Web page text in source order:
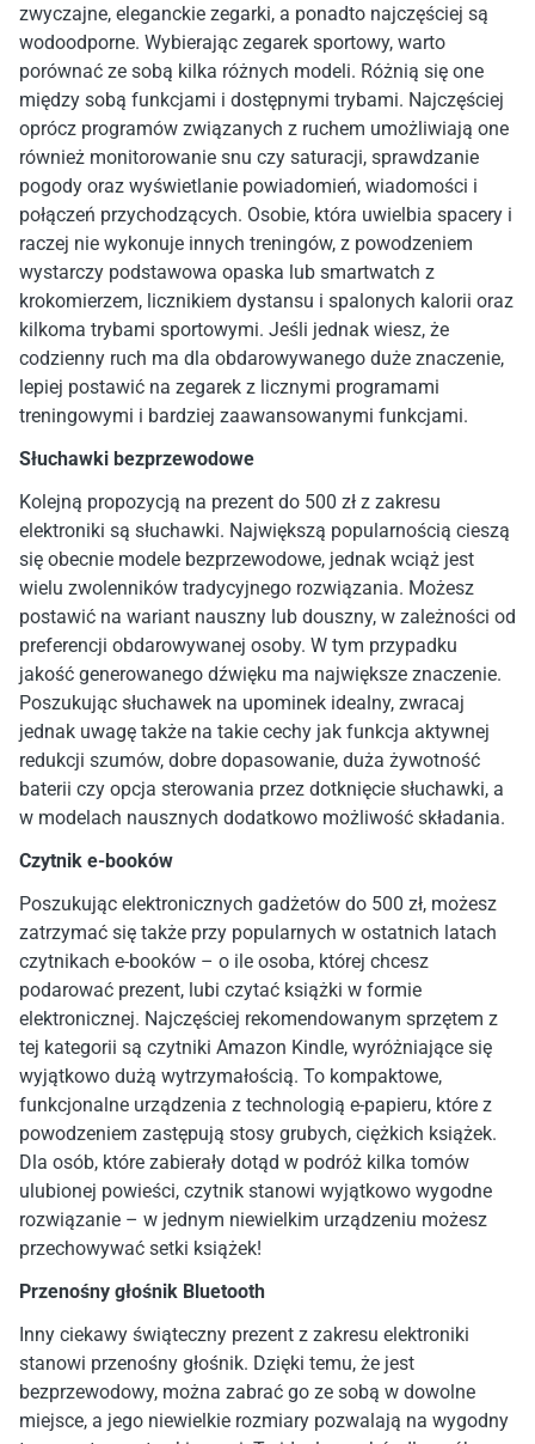
zwyczajne, eleganckie zegarki, a ponadto najczęściej są
wodoodporne. Wybierając zegarek sportowy, warto
porównać ze sobą kilka różnych modeli. Różnią się one
między sobą funkcjami i dostępnymi trybami. Najczęściej
oprócz programów związanych z ruchem umożliwiają one
również monitorowanie snu czy saturacji, sprawdzanie
pogody oraz wyświetlanie powiadomień, wiadomości i
połączeń przychodzących. Osobie, która uwielbia spacery i
raczej nie wykonuje innych treningów, z powodzeniem
wystarczy podstawowa opaska lub smartwatch z
krokomierzem, licznikiem dystansu i spalonych kalorii oraz
kilkoma trybami sportowymi. Jeśli jednak wiesz, że
codzienny ruch ma dla obdarowywanego duże znaczenie,
lepiej postawić na zegarek z licznymi programami
treningowymi i bardziej zaawansowanymi funkcjami.
Słuchawki bezprzewodowe
Kolejną propozycją na prezent do 500 zł z zakresu
elektroniki są słuchawki. Największą popularnością cieszą
się obecnie modele bezprzewodowe, jednak wciąż jest
wielu zwolenników tradycyjnego rozwiązania. Możesz
postawić na wariant nauszny lub douszny, w zależności od
preferencji obdarowywanej osoby. W tym przypadku
jakość generowanego dźwięku ma największe znaczenie.
Poszukując słuchawek na upominek idealny, zwracaj
jednak uwagę także na takie cechy jak funkcja aktywnej
redukcji szumów, dobre dopasowanie, duża żywotność
baterii czy opcja sterowania przez dotknięcie słuchawki, a
w modelach nausznych dodatkowo możliwość składania.
Czytnik e-booków
Poszukując elektronicznych gadżetów do 500 zł, możesz
zatrzymać się także przy popularnych w ostatnich latach
czytnikach e-booków – o ile osoba, której chcesz
podarować prezent, lubi czytać książki w formie
elektronicznej. Najczęściej rekomendowanym sprzętem z
tej kategorii są czytniki Amazon Kindle, wyróżniające się
wyjątkowo dużą wytrzymałością. To kompaktowe,
funkcjonalne urządzenia z technologią e-papieru, które z
powodzeniem zastępują stosy grubych, ciężkich książek.
Dla osób, które zabierały dotąd w podróż kilka tomów
ulubionej powieści, czytnik stanowi wyjątkowo wygodne
rozwiązanie – w jednym niewielkim urządzeniu możesz
przechowywać setki książek!
Przenośny głośnik Bluetooth
Inny ciekawy świąteczny prezent z zakresu elektroniki
stanowi przenośny głośnik. Dzięki temu, że jest
bezprzewodowy, można zabrać go ze sobą w dowolne
miejsce, a jego niewielkie rozmiary pozwalają na wygodny